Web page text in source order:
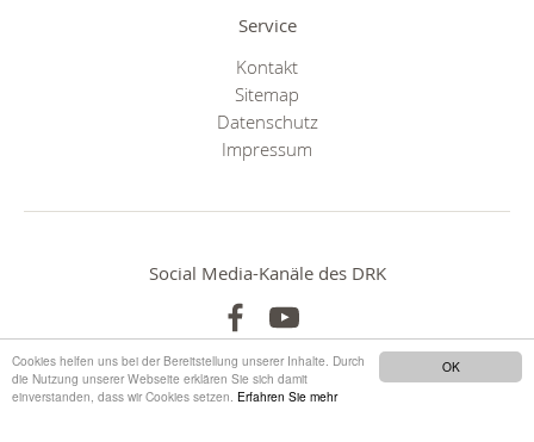
OK
Cookies helfen uns bei der Bereitstellung unserer Inhalte. Durch
die Nutzung unserer Webseite erklären Sie sich damit
einverstanden, dass wir Cookies setzen. Erfahren Sie mehr
Service
Kontakt
Sitemap
Datenschutz
Impressum
Social Media-Kanäle des DRK